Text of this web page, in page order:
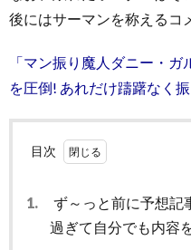
後にはサーマンを称えるコ
「マン振り魔人ダニー・
を圧倒! あれだけ躊躇なく
目次
1.
ず～っと前に予想記
過ぎて自分でも内容